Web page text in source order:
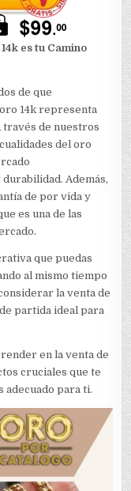
es tu Camino
de que
14k representa
través de nuestros
del oro
Además,
de por vida y
es una de las
que puedas
al mismo tiempo
la venta de
partida ideal para
en la venta de
cruciales que te
adecuado para ti.